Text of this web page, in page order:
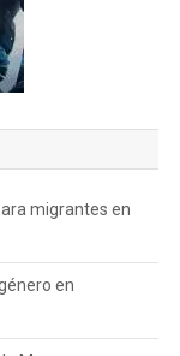
migrantes en
en